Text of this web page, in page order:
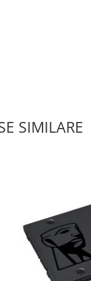
SIMILARE